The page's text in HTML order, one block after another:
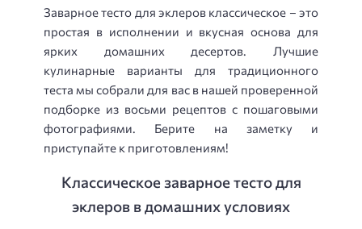
Заварное тесто для эклеров классическое – это
простая в исполнении и вкусная основа для
ярких домашних десертов. Лучшие
кулинарные варианты для традиционного
теста мы собрали для вас в нашей проверенной
подборке из восьми рецептов с пошаговыми
фотографиями. Берите на заметку и
приступайте к приготовлениям!
Классическое заварное тесто для
эклеров в домашних условиях